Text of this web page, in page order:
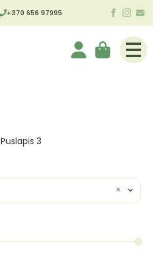
+370 656 97995
Puslapis 3
×